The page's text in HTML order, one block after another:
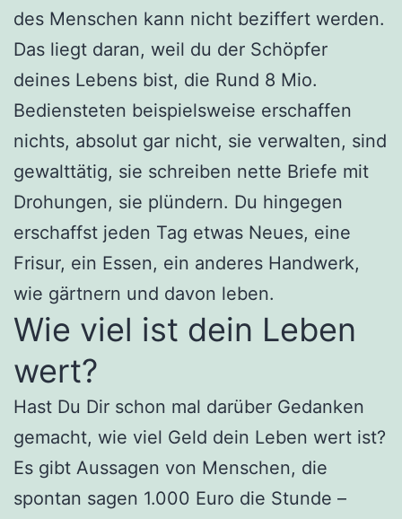
des Menschen kann nicht beziffert werden.
Das liegt daran, weil du der Schöpfer
deines Lebens bist, die Rund 8 Mio.
Bediensteten beispielsweise erschaffen
nichts, absolut gar nicht, sie verwalten, sind
gewalttätig, sie schreiben nette Briefe mit
Drohungen, sie plündern. Du hingegen
erschaffst jeden Tag etwas Neues, eine
Frisur, ein Essen, ein anderes Handwerk,
wie gärtnern und davon leben.
Wie viel ist dein Leben
wert?
Hast Du Dir schon mal darüber Gedanken
gemacht, wie viel Geld dein Leben wert ist?
Es gibt Aussagen von Menschen, die
spontan sagen 1.000 Euro die Stunde –